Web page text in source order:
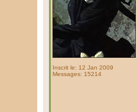
Inscrit le: 12 Jan 2009
Messages: 15214